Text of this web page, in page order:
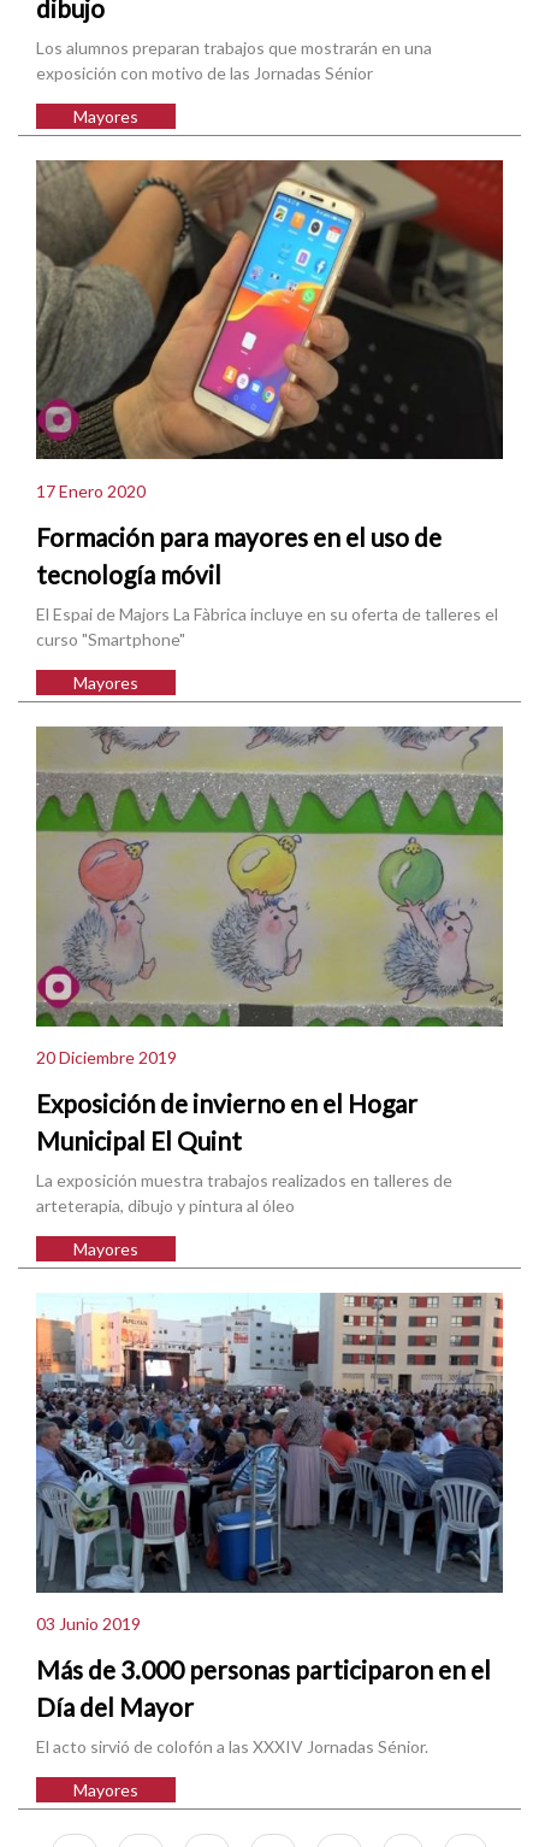
dibujo
Los alumnos preparan trabajos que mostrarán en una
exposición con motivo de las Jornadas Sénior
Mayores
17 Enero 2020
Formación para mayores en el uso de
tecnología móvil
El Espai de Majors La Fàbrica incluye en su oferta de talleres el
curso "Smartphone"
Mayores
20 Diciembre 2019
Exposición de invierno en el Hogar
Municipal El Quint
La exposición muestra trabajos realizados en talleres de
arteterapia, dibujo y pintura al óleo
Mayores
03 Junio 2019
Más de 3.000 personas participaron en el
Día del Mayor
El acto sirvió de colofón a las XXXIV Jornadas Sénior.
Mayores